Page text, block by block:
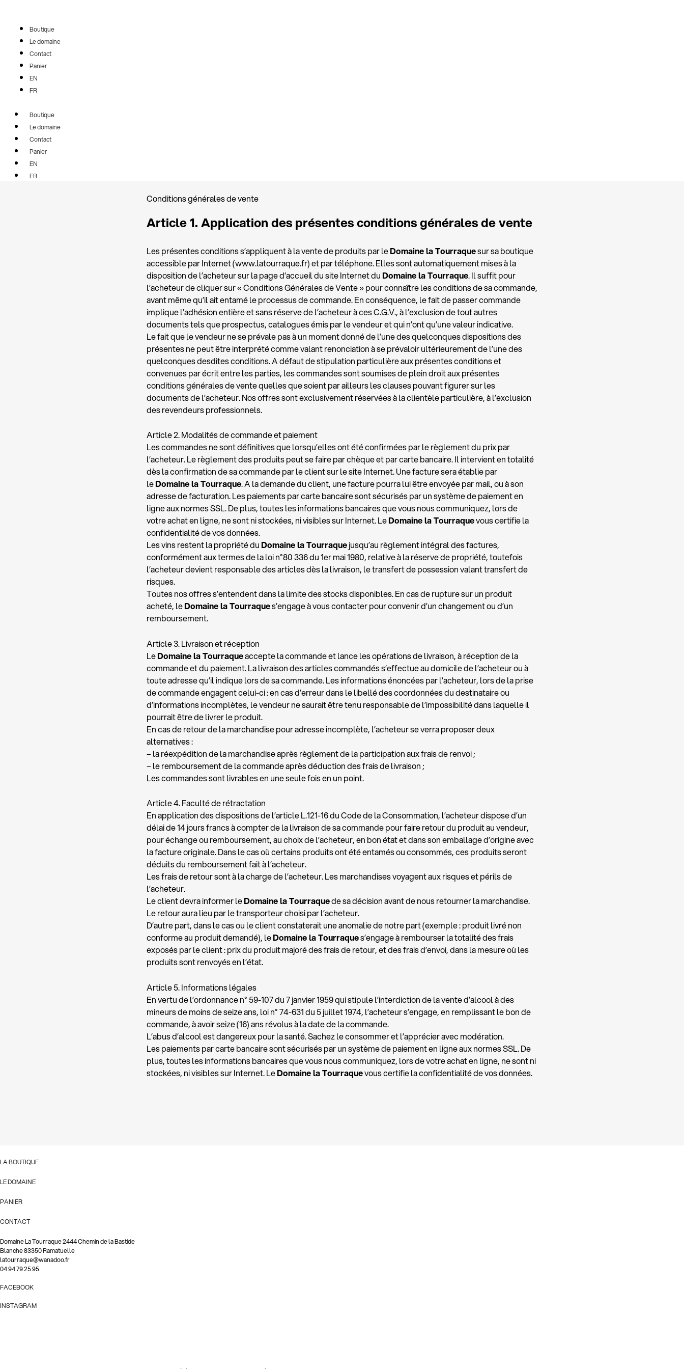
contenuBoutique
Le domaine
Contact
Panier
EN
FR
Boutique
Le domaine
Contact
Panier
EN
FR
Conditions générales de vente
Article 1. Application des présentes conditions générales de vente
Les présentes conditions s’appliquent à la vente de produits par leDomaine la Tourraquesur sa boutique
accessible par Internet (www.latourraque.fr) et par téléphone. Elles sont automatiquement mises à la
disposition de l’acheteur sur la page d’accueil du site Internet du Domaine la Tourraque. Il suffit pour
l’acheteur de cliquer sur « Conditions Générales de Vente » pour connaître les conditions de sa commande,
avant même qu’il ait entamé le processus de commande. En conséquence, le fait de passer commande
implique l’adhésion entière et sans réserve de l’acheteur à ces C.G.V., à l’exclusion de tout autres
documents tels que prospectus, catalogues émis par le vendeur et qui n’ont qu’une valeur indicative.
Le fait que le vendeur ne se prévale pas à un moment donné de l’une des quelconques dispositions des
présentes ne peut être interprété comme valant renonciation à se prévaloir ultérieurement de l’une des
quelconques desdites conditions. A défaut de stipulation particulière aux présentes conditions et
convenues par écrit entre les parties, les commandes sont soumises de plein droit aux présentes
conditions générales de vente quelles que soient par ailleurs les clauses pouvant figurer sur les
documents de l’acheteur. Nos offres sont exclusivement réservées à la clientèle particulière, à l’exclusion
des revendeurs professionnels.
Article 2. Modalités de commande et paiement
Les commandes ne sont définitives que lorsqu’elles ont été confirmées par le règlement du prix par
l’acheteur. Le règlement des produits peut se faire par chèque et par carte bancaire. Il intervient en totalité
dès la confirmation de sa commande par le client sur le site Internet. Une facture sera établie par
leDomaine la Tourraque. A la demande du client, une facture pourra lui être envoyée par mail, ou à son
adresse de facturation. Les paiements par carte bancaire sont sécurisés par un système de paiement en
ligne aux normes SSL. De plus, toutes les informations bancaires que vous nous communiquez, lors de
votre achat en ligne, ne sont ni stockées, ni visibles sur Internet. LeDomaine la Tourraquevous certifie la
confidentialité de vos données.
Les vins restent la propriété du Domaine la Tourraquejusqu’au règlement intégral des factures,
conformément aux termes de la loi n°80 336 du 1er mai 1980, relative à la réserve de propriété, toutefois
l’acheteur devient responsable des articles dès la livraison, le transfert de possession valant transfert de
risques.
Toutes nos offres s’entendent dans la limite des stocks disponibles. En cas de rupture sur un produit
acheté, leDomaine la Tourraques’engage à vous contacter pour convenir d’un changement ou d’un
remboursement.
Article 3. Livraison et réception
LeDomaine la Tourraqueaccepte la commande et lance les opérations de livraison, à réception de la
commande et du paiement. La livraison des articles commandés s’effectue au domicile de l’acheteur ou à
toute adresse qu’il indique lors de sa commande. Les informations énoncées par l’acheteur, lors de la prise
de commande engagent celui-ci : en cas d’erreur dans le libellé des coordonnées du destinataire ou
d’informations incomplètes, le vendeur ne saurait être tenu responsable de l’impossibilité dans laquelle il
pourrait être de livrer le produit.
En cas de retour de la marchandise pour adresse incomplète, l’acheteur se verra proposer deux
alternatives :
– la réexpédition de la marchandise après règlement de la participation aux frais de renvoi ;
– le remboursement de la commande après déduction des frais de livraison ;
Les commandes sont livrables en une seule fois en un point.
Article 4. Faculté de rétractation
En application des dispositions de l’article L.121-16 du Code de la Consommation, l’acheteur dispose d’un
délai de 14 jours francs à compter de la livraison de sa commande pour faire retour du produit au vendeur,
pour échange ou remboursement, au choix de l’acheteur, en bon état et dans son emballage d’origine avec
la facture originale. Dans le cas où certains produits ont été entamés ou consommés, ces produits seront
déduits du remboursement fait à l’acheteur.
Les frais de retour sont à la charge de l’acheteur. Les marchandises voyagent aux risques et périls de
l’acheteur.
Le client devra informer leDomaine la Tourraquede sa décision avant de nous retourner la marchandise.
Le retour aura lieu par le transporteur choisi par l’acheteur.
D’autre part, dans le cas ou le client constaterait une anomalie de notre part (exemple : produit livré non
conforme au produit demandé), leDomaine la Tourraques’engage à rembourser la totalité des frais
exposés par le client : prix du produit majoré des frais de retour, et des frais d’envoi, dans la mesure où les
produits sont renvoyés en l’état.
Article 5. Informations légales
En vertu de l’ordonnance n° 59-107 du 7 janvier 1959 qui stipule l’interdiction de la vente d’alcool à des
mineurs de moins de seize ans, loi n° 74-631 du 5 juillet 1974, l’acheteur s’engage, en remplissant le bon de
commande, à avoir seize (16) ans révolus à la date de la commande.
L’abus d’alcool est dangereux pour la santé. Sachez le consommer et l’apprécier avec modération.
Les paiements par carte bancaire sont sécurisés par un système de paiement en ligne aux normes SSL. De
plus, toutes les informations bancaires que vous nous communiquez, lors de votre achat en ligne, ne sont ni
stockées, ni visibles sur Internet. LeDomaine la Tourraquevous certifie la confidentialité de vos données.
LA BOUTIQUE
LE DOMAINE
PANIER
CONTACT
Domaine La Tourraque 2444 Chemin de la Bastide
Blanche 83350 Ramatuelle
latourraque@wanadoo.fr
04 94 79 25 95
FACEBOOK
INSTAGRAM